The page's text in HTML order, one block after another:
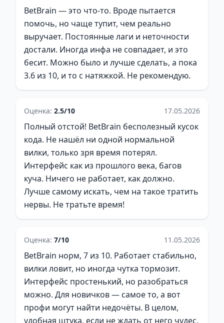
BetBrain — это что-то. Вроде пытается
помочь, но чаще тупит, чем реально
выручает. Постоянные лаги и неточности
достали. Иногда инфа не совпадает, и это
бесит. Можно было и лучше сделать, а пока
3.6 из 10, и то с натяжкой. Не рекомендую.
Оценка: 2.5/10 17.05.2026
Полный отстой! BetBrain бесполезный кусок
кода. Не нашёл ни одной нормальной
вилки, только зря время потерял.
Интерфейс как из прошлого века, багов
куча. Ничего не работает, как должно.
Лучше самому искать, чем на такое тратить
нервы. Не тратьте время!
Оценка: 7/10 11.05.2026
BetBrain норм, 7 из 10. Работает стабильно,
вилки ловит, но иногда чутка тормозит.
Интерфейс простенький, но разобраться
можно. Для новичков — самое то, а вот
профи могут найти недочёты. В целом,
удобная штука, если не ждать от него чудес.